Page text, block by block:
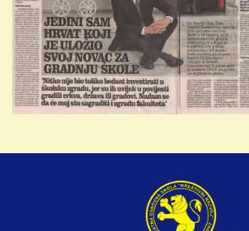
Škola nije samo znanje – to
za svijet
Kako je British International School
postala primjer obrazovne
učenicima iz više od 80 zemalja,
direktorTino Sven Časl
U vremenima kada se domaći
reformama i pitanjem sigurnosti u
postoji primjer koji pokazuje da